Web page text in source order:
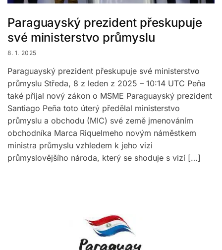
Paraguayský prezident přeskupuje
své ministerstvo průmyslu
8. 1. 2025
Paraguayský prezident přeskupuje své ministerstvo
průmyslu Středa, 8 z leden z 2025 – 10:14 UTC Peña
také přijal nový zákon o MSME Paraguayský prezident
Santiago Peña toto úterý předělal ministerstvo
průmyslu a obchodu (MIC) své země jmenováním
obchodníka Marca Riquelmeho novým náměstkem
ministra průmyslu vzhledem k jeho vizi
průmyslovějšího národa, který se shoduje s vizí […]